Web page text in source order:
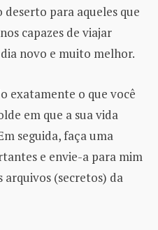
para aqueles que
capazes de viajar
novo e muito melhor.
exatamente o que você
em que a sua vida
seguida, faça uma
e envie-a para mim
arquivos (secretos) da